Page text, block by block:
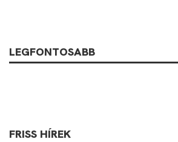
LEGFONTOSABB
FRISS HÍREK